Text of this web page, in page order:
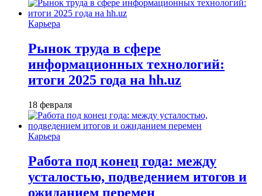
Карьера
Рынок труда в сфере
информационных технологий:
итоги 2025 года на hh.uz
18 февраля
Карьера
Работа под конец года: между
усталостью, подведением итогов и
ожиданием перемен